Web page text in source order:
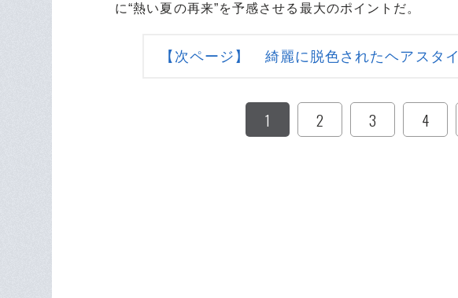
に“熱い夏の再来”を予感させる最大のポイントだ。
【次ページ】 綺麗に脱色されたヘアスタ
1 2 3 4